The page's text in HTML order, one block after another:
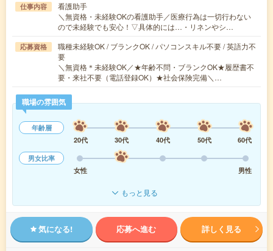
仕事内容
看護助手
＼無資格・未経験OKの看護助手／医療行為は一切行わない
ので未経験でも安心！▽具体的には…・リネンやシ…
応募資格
職種未経験OK / ブランクOK / パソコンスキル不要 / 英語力不
要
＼無資格＊未経験OK／★年齢不問・ブランクOK★履歴書不
要・来社不要（電話登録OK）★社会保険完備＼…
職場の雰囲気
年齢層
20代
30代 40代 50代
60代
男女比率
女性
男性
もっと見る
気になる! 応募へ進む 詳しく見る